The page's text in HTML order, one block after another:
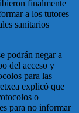
finalmente
a los tutores
sanitarios
podrán negar a
del acceso y
para las
explicó que
o
para no informar